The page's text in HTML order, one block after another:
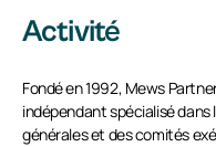
Activité
Fondé en 1992, Mews
indépendant spécialisé
générales et des comités